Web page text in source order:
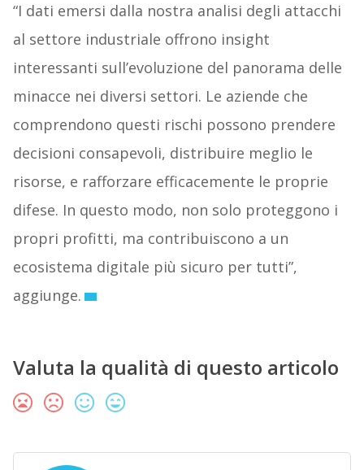
“I dati emersi dalla nostra analisi degli attacchi
al settore industriale offrono insight
interessanti sull’evoluzione del panorama delle
minacce nei diversi settori. Le aziende che
comprendono questi rischi possono prendere
decisioni consapevoli, distribuire meglio le
risorse, e rafforzare efficacemente le proprie
difese. In questo modo, non solo proteggono i
propri profitti, ma contribuiscono a un
ecosistema digitale più sicuro per tutti”,
aggiunge.
Valuta la qualità di questo articolo